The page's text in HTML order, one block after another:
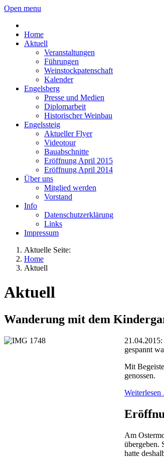
Open menu
Home
Aktuell
Veranstaltungen
Führungen
Weinstockpatenschaft
Kalender
Engelsberg
Presse und Medien
Diplomarbeit
Historischer Weinbau
Engelssteig
Aktueller Flyer
Videotour
Bauabschnitte
Eröffnung April 2015
Eröffnung April 2014
Über uns
Mitglied werden
Vorstand
Info
Datenschutzerklärung
Links
Impressum
Aktuelle Seite:
Home
Aktuell
Aktuell
Wanderung mit dem
gespannt
Mit
genossen.
Am
übergeben.
hatte